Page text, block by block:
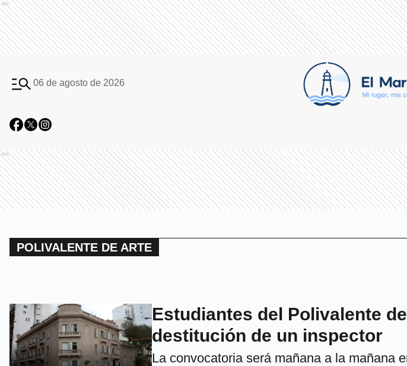
Ads
06 de agosto de 2026
Ads
POLIVALENTE DE ARTE
Estudiantes del Polivalente
destitución de un inspector
La convocatoria será mañana a la mañana